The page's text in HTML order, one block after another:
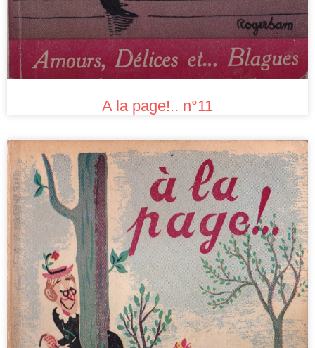
A la page!.. n°11